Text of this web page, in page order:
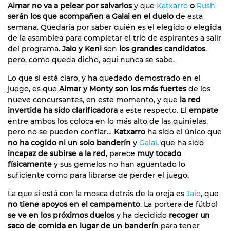
Aimar no va a pelear por salvarlosy que Katxarro o Rush
serán los que acompañen a Galai en el duelo de esta
semana. Quedaría por saber quién es el elegido o elegida
de la asamblea para completar el trío de aspirantes a salir
del programa. Jaio y Keni son los grandes candidatos,
pero, como queda dicho, aquí nunca se sabe.
Lo que sí está claro, y ha quedado demostrado en el
juego, es que Aimar y Monty son los más fuertesde los
nueve concursantes, en este momento, y que la red
invertida ha sido clarificadora a este respecto. El empate
entre ambos los coloca en lo más alto de las quinielas,
pero no se pueden confiar… Katxarro ha sido el único que
no ha cogido ni un solo banderín y Galai, que ha sido
incapaz de subirse a la red, parece muy tocado
físicamente y sus gemelos no han aguantado lo
suficiente como para librarse de perder el juego.
La que si está con la mosca detrás de la oreja es Jaio, que
no tiene apoyos en el campamento. La portera de fútbol
se ve en los próximos duelosy ha decidido recoger un
saco de comida en lugar de un banderín para tener